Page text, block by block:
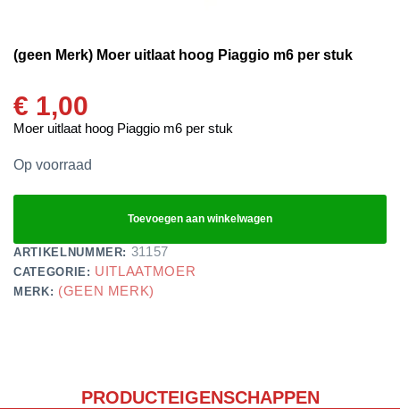
(geen Merk) Moer uitlaat hoog Piaggio m6 per stuk
€ 1,00
Moer uitlaat hoog Piaggio m6 per stuk
Op voorraad
Toevoegen aan winkelwagen
ARTIKELNUMMER: 31157
CATEGORIE: UITLAATMOER
MERK: (GEEN MERK)
PRODUCTEIGENSCHAPPEN